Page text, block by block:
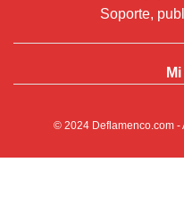
Soporte,
© 2024 Deflamenco.com-